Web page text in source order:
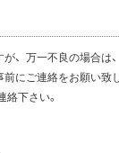
、万一不良の場合は
にご連絡をお願い致
下さい。